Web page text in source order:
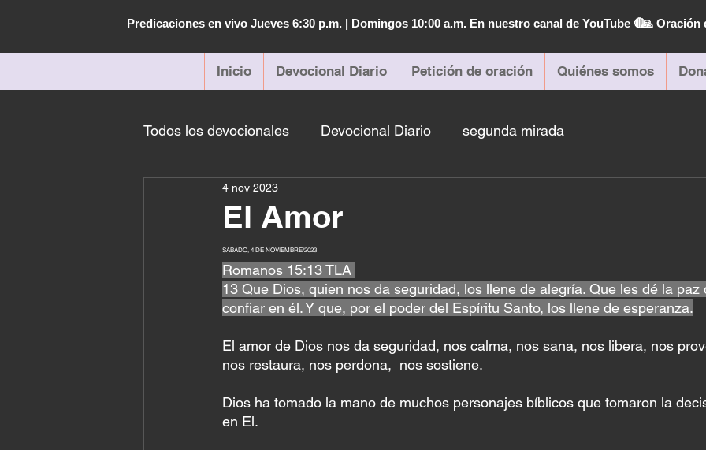
Predicaciones en vivo Jueves 6:30 p.m. | Domingos 10:00 a.m. En nuestro canal de YouTube 🔴🙏 Oración
Inicio Devocional Diario Petición de oración Quiénes somos
Todos los devocionales Devocional Diario segunda mirada
El Amor
4 nov 2023
SABADO, 4 DE NOVIEMBRE/2023
Romanos 15:13 TLA
13 Que Dios, quien nos da seguridad, los llene de alegría. Que les dé la paz
confiar en él. Y que, por el poder del Espíritu Santo, los llene de esperanza.
El amor de Dios nos da seguridad, nos calma, nos sana, nos libera, nos
nos restaura, nos perdona,  nos sostiene.
Dios ha tomado la mano de muchos personajes bíblicos que tomaron la
en El.